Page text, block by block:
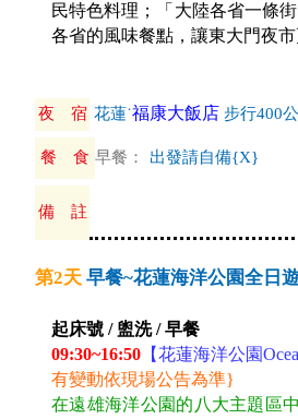
民特色料理；「大陸各省一條
各省的風味餐點，讓東大門夜市
夜 宿 花蓮˙福康大飯店 步行400
餐 食 早餐： 出發請自備{X}
備 註
第2天 早餐~花蓮海洋公園全日
起床號 / 盥洗 / 早餐
09:30~16:50 【花蓮海洋公園
有變動依現場公告為準}
在遠雄海洋公園的八大主題區